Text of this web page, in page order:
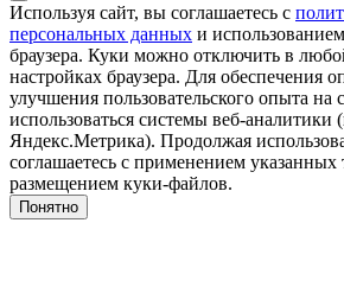
Используя сайт, вы соглашаетесь с
персональных данных и
браузера. Куки можно отключить в
настройках браузера. Для обеспечения
улучшения пользовательского опыта на
использоваться системы веб-аналитики
Яндекс.Метрика). Продолжая
соглашаетесь с применением указанных
размещением куки-файлов.
Понятно